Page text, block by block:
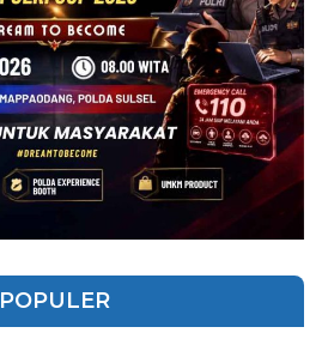
POPULER